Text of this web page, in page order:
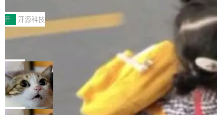
常维护操作，并完整支持 Iceberg V3 格式。
村国家自主创新示范区会议中心开幕。本届大会
由中关村智联软件服务业质量创新联盟主办，以
“智构可信·质创未来——AI原生时代的质量新范
式”为主题，直面AI从实验室走向规模化产业落地
的核心质量命题。会上，《2026智能研发生产力
工具选型手册》发布，Testin云测的Testin XAge
nt智能测试系统入选AI测试领域代表产品。对CI
O而言，这提示了一个转变：AI测试正在从效率
工具升级为企业的质量基础设施。 CIO面对的新
开 开源科技
让非法状态不可表示：一篇关于 ADT
有一种东西，一旦用过就回不去了。Alex Fedos
eev 管它叫"软件设计的基石"。 他说的东西不新
鲜——代数数据类型（ADT），尤其是和类型
（sum type）。但他说清楚了一件事：这不是类
型系统的学术体操，是日常编码的思维方式。 文
章从一个简单的例子切入。一个网站的深色主题
局
Cloudflare 开源内部企业 AI 平台 Clou
dflare OS
Cloudflare 发布了一个开源项目 Cloudflare O
S。如果你只看官方博客，你会觉得这是又一